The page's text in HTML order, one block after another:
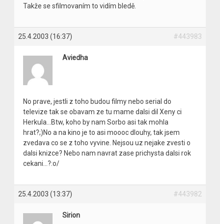
Takže se sfilmovaním to vidím bledě.
25.4.2003 (16:37) #443983
Aviedha
No prave, jestli z toho budou filmy nebo serial do
televize tak se obavam ze tu mame dalsi dil Xeny ci
Herkula…Btw, koho by nam Sorbo asi tak mohla
hrat?;)No a na kino je to asi moooc dlouhy, tak jsem
zvedava co se z toho vyvine. Nejsou uz nejake zvesti o
dalsi knizce? Nebo nam navrat zase prichysta dalsi rok
cekani…?:o/
25.4.2003 (13:37) #443982
Sirion